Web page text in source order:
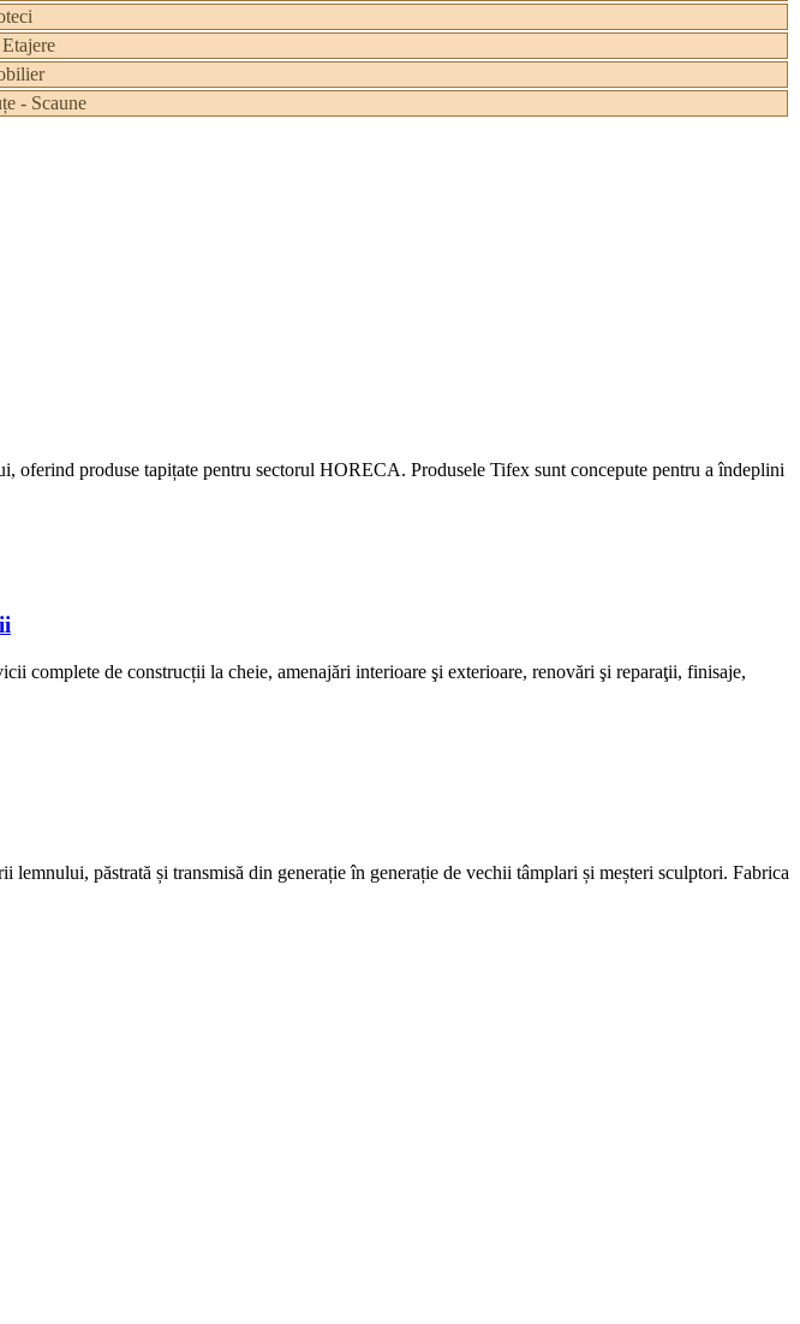
- Scaune
oferind produse tapițate pentru sectorul HORECA. Produsele Tifex sunt concepute pentru a îndeplini
de construcții la cheie, amenajări interioare şi exterioare, renovări şi reparaţii, finisaje,
păstrată și transmisă din generație în generație de vechii tâmplari și meșteri sculptori. Fabrica